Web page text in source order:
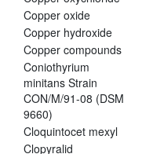
Copper oxide
Copper hydroxide
Copper compounds
Coniothyrium
minitans Strain
CON/M/91-08 (DSM
9660)
Cloquintocet mexyl
Clopyralid